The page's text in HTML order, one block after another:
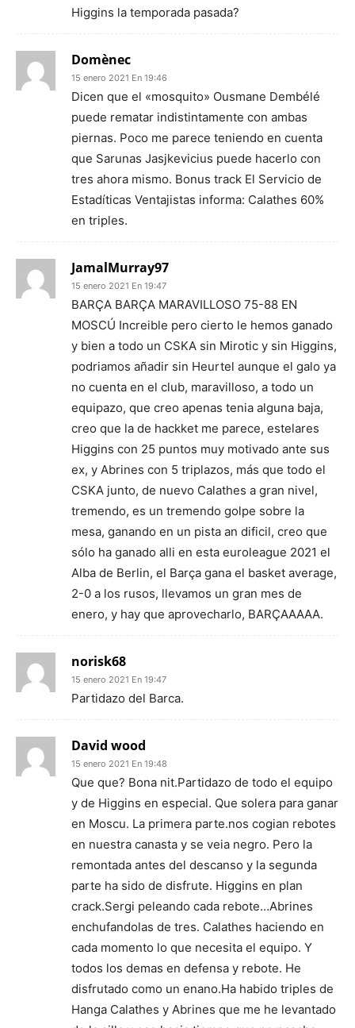
Higgins la temporada pasada?
Domènec
15 enero 2021 En 19:46
Dicen que el «mosquito» Ousmane Dembélé
puede rematar indistintamente con ambas
piernas. Poco me parece teniendo en cuenta
que Sarunas Jasjkevicius puede hacerlo con
tres ahora mismo. Bonus track El Servicio de
Estadíticas Ventajistas informa: Calathes 60%
en triples.
JamalMurray97
15 enero 2021 En 19:47
BARÇA BARÇA MARAVILLOSO 75-88 EN
MOSCÚ Increible pero cierto le hemos ganado
y bien a todo un CSKA sin Mirotic y sin Higgins,
podriamos añadir sin Heurtel aunque el galo ya
no cuenta en el club, maravilloso, a todo un
equipazo, que creo apenas tenia alguna baja,
creo que la de hackket me parece, estelares
Higgins con 25 puntos muy motivado ante sus
ex, y Abrines con 5 triplazos, más que todo el
CSKA junto, de nuevo Calathes a gran nivel,
tremendo, es un tremendo golpe sobre la
mesa, ganando en un pista an dificil, creo que
sólo ha ganado alli en esta euroleague 2021 el
Alba de Berlin, el Barça gana el basket average,
2-0 a los rusos, llevamos un gran mes de
enero, y hay que aprovecharlo, BARÇAAAAA.
norisk68
15 enero 2021 En 19:47
Partidazo del Barca.
David wood
15 enero 2021 En 19:48
Que que? Bona nit.Partidazo de todo el equipo
y de Higgins en especial. Que solera para ganar
en Moscu. La primera parte.nos cogian rebotes
en nuestra canasta y se veia negro. Pero la
remontada antes del descanso y la segunda
parte ha sido de disfrute. Higgins en plan
crack.Sergi peleando cada rebote…Abrines
enchufandolas de tres. Calathes haciendo en
cada momento lo que necesita el equipo. Y
todos los demas en defensa y rebote. He
disfrutado como un enano.Ha habido triples de
Hanga Calathes y Abrines que me he levantado